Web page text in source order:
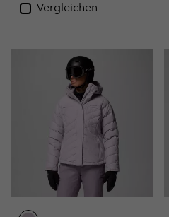
Vergleichen